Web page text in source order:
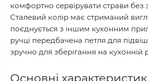
комфортно сервірувати страви без
Сталевий колір має стриманий
поєднується з іншим кухонним
ручці передбачена петля для
зручно для зберігання на кухонній
Основні